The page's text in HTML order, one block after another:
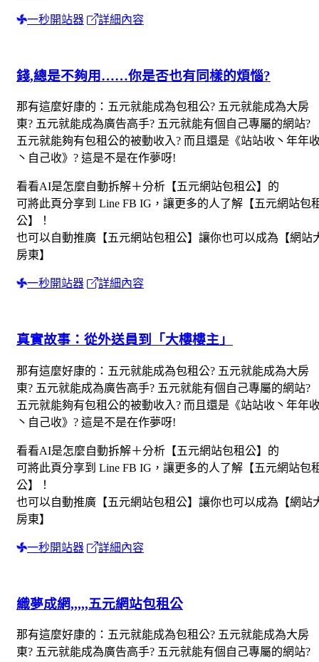
一秒開站器 詳細內容
錢,總是不夠用……你是否也有同樣的煩惱?
那有這麼好康的：五元就能成為包租公? 五元就能成為大房
東? 五元就能成為廣告高手? 五元就能有個自己專屬的網站?
五元就能夠有包租公的被動收入? 而且還是《站站收丶年年
丶自己收》? 這是不是在作夢呀!
看看AI是怎麼自動拆解＋分析【五元網站包租公】的
可將此頁分享到 Line FB IG，讓更多的人了解【五元網站包
公】！
也可以自動推廣【五元網站包租公】讓你也可以成為【網站
房東】
一秒開站器 詳細內容
真實故事：從外送員到「大樓樓主」
那有這麼好康的：五元就能成為包租公? 五元就能成為大房
東? 五元就能成為廣告高手? 五元就能有個自己專屬的網站?
五元就能夠有包租公的被動收入? 而且還是《站站收丶年年
丶自己收》? 這是不是在作夢呀!
看看AI是怎麼自動拆解＋分析【五元網站包租公】的
可將此頁分享到 Line FB IG，讓更多的人了解【五元網站包
公】！
也可以自動推廣【五元網站包租公】讓你也可以成為【網站
房東】
一秒開站器 詳細內容
織夢成網,,,,,五元網站包租公
那有這麼好康的：五元就能成為包租公? 五元就能成為大房
東? 五元就能成為廣告高手? 五元就能有個自己專屬的網站?